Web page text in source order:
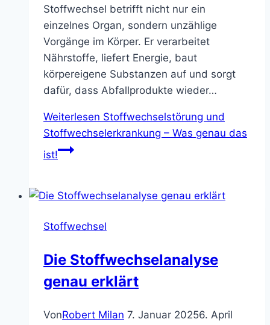
Stoffwechsel betrifft nicht nur ein
einzelnes Organ, sondern unzählige
Vorgänge im Körper. Er verarbeitet
Nährstoffe, liefert Energie, baut
körpereigene Substanzen auf und sorgt
dafür, dass Abfallprodukte wieder…
Weiterlesen Stoffwechselstörung und
Stoffwechselerkrankung – Was genau das
ist!
Stoffwechsel
Die Stoffwechselanalyse
genau erklärt
VonRobert Milan 7. Januar 20256. April